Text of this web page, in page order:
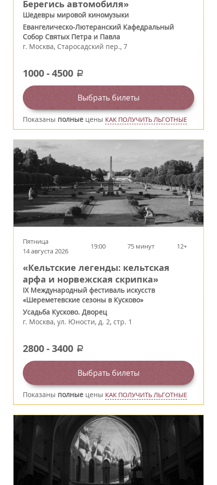
Берегись автомобиля»
Шедевры мировой киномузыки
Евангелическо-Лютеранский Кафедральный
Собор Святых Петра и Павла
г. Москва, Старосадский пер., 7
1000-4500 a
Выбрать билеты
Показаны полные цены КАК ПОЛУЧИТЬ ЛЬГОТНЫЕ
Пятница
14 августа 2026
19:00 75 минут 12+
«Кельтские легенды: кельтская
арфа и норвежская скрипка»
IX Международный фестиваль искусств
«Шереметевские сезоны в Кусково»
Усадьба Кусково. Дворец
г. Москва, ул. Юности, д. 2, стр. 1
2800-3400 a
Выбрать билеты
Показаны полные цены КАК ПОЛУЧИТЬ ЛЬГОТНЫЕ